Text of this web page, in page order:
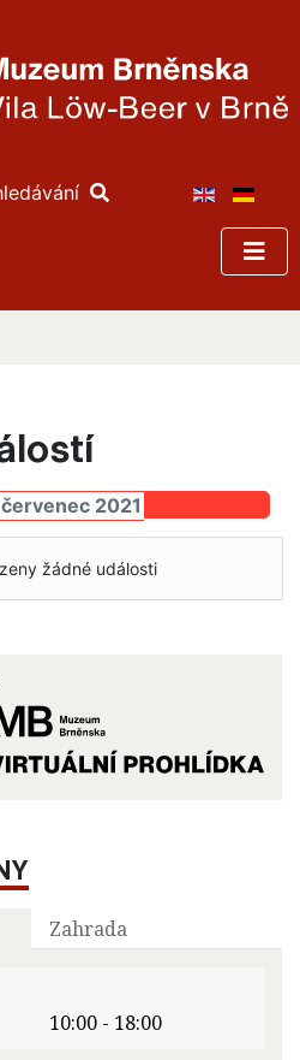
2021
žádné události
Zahrada
10:00 - 18:00